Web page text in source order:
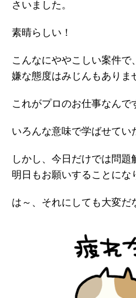
さいました。
素晴らしい！
こんなにややこしい案件で
嫌な態度はみじんもありま
これがプロのお仕事なんで
いろんな意味で学ばせてい
しかし、今日だけでは問題
明日もお願いすることにな
は～、それにしても大変だ